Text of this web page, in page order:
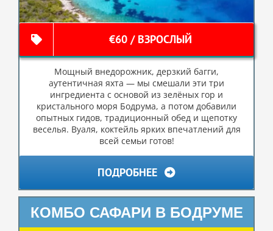
€60 / ВЗРОСЛЫЙ
Мощный внедорожник, дерзкий багги,
аутентичная яхта — мы смешали эти три
ингредиента с основой из зелёных гор и
кристального моря Бодрума, а потом добавили
опытных гидов, традиционный обед и щепотку
веселья. Вуаля, коктейль ярких впечатлений для
всей семьи готов!
ПОДРОБНЕЕ
КОМБО САФАРИ В БОДРУМЕ